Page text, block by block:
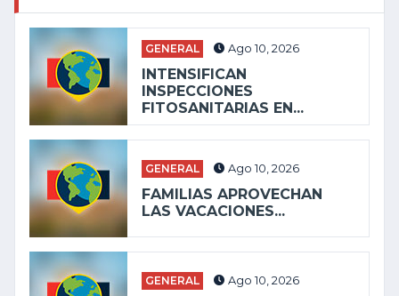
GENERAL Ago 10, 2026
INTENSIFICAN
INSPECCIONES
FITOSANITARIAS EN...
GENERAL Ago 10, 2026
FAMILIAS APROVECHAN
LAS VACACIONES...
GENERAL Ago 10, 2026